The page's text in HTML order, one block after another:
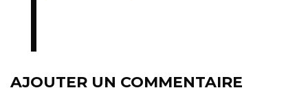
AJOUTER UN COMMENTAIRE